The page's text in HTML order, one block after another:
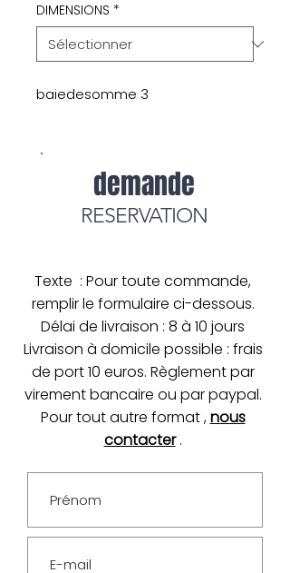
DIMENSIONS *
baiedesomme 3
demande
RESERVATION
Texte : Pour toute commande,
remplir le formulaire ci-dessous.
Délai de livraison : 8 à 10 jours
Livraison à domicile possible : frais
de port 10 euros. Règlement par
virement bancaire ou par paypal.
Pour tout autre format ,nous
contacter.